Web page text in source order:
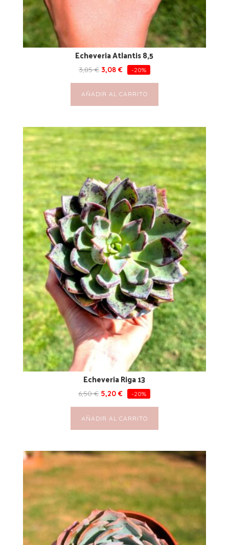
Echeveria Atlantis 8,5
3,85€ 3,08 € -20%
AÑADIR AL CARRITO
Echeveria Riga 13
6,50€ 5,20€ -20%
AÑADIR AL CARRITO